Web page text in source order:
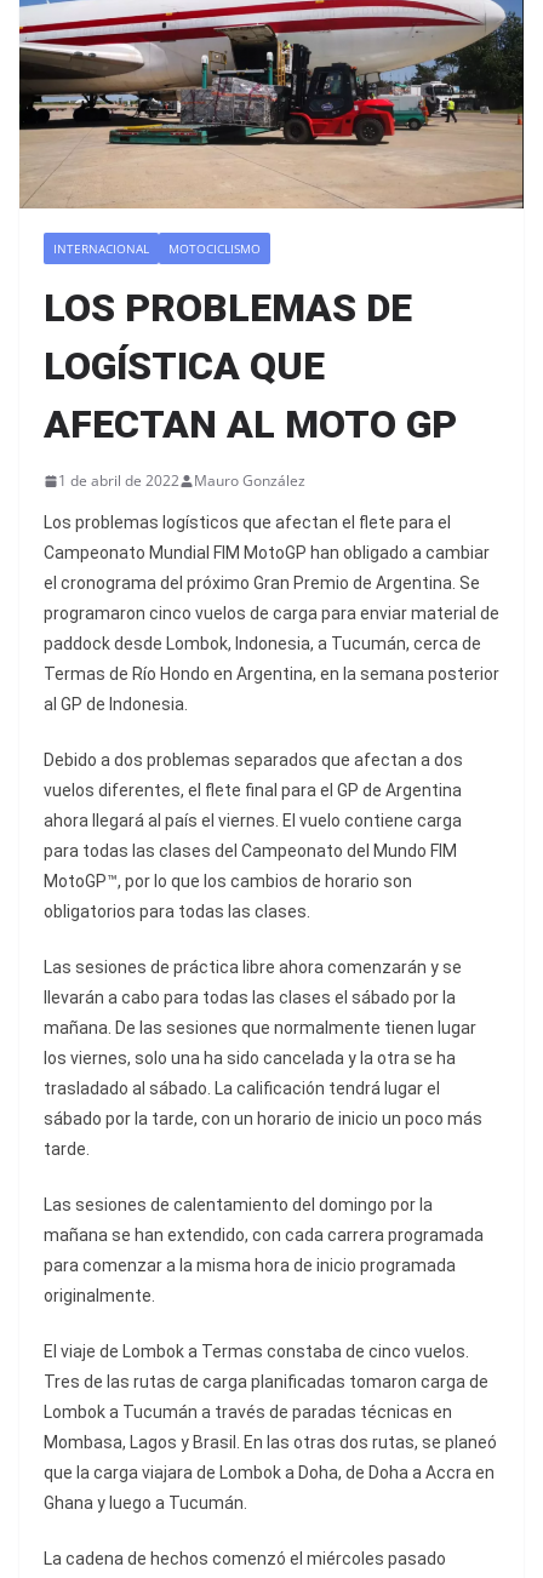
INTERNACIONAL MOTOCICLISMO
LOS PROBLEMAS DE
LOGÍSTICA QUE
AFECTAN AL MOTO GP
1 de abril de 2022 Mauro González
Los problemas logísticos que afectan el flete para el
Campeonato Mundial FIM MotoGP han obligado a cambiar
el cronograma del próximo Gran Premio de Argentina. Se
programaron cinco vuelos de carga para enviar material de
paddock desde Lombok, Indonesia, a Tucumán, cerca de
Termas de Río Hondo en Argentina, en la semana posterior
al GP de Indonesia.
Debido a dos problemas separados que afectan a dos
vuelos diferentes, el flete final para el GP de Argentina
ahora llegará al país el viernes. El vuelo contiene carga
para todas las clases del Campeonato del Mundo FIM
MotoGP™, por lo que los cambios de horario son
obligatorios para todas las clases.
Las sesiones de práctica libre ahora comenzarán y se
llevarán a cabo para todas las clases el sábado por la
mañana. De las sesiones que normalmente tienen lugar
los viernes, solo una ha sido cancelada y la otra se ha
trasladado al sábado. La calificación tendrá lugar el
sábado por la tarde, con un horario de inicio un poco más
tarde.
Las sesiones de calentamiento del domingo por la
mañana se han extendido, con cada carrera programada
para comenzar a la misma hora de inicio programada
originalmente.
El viaje de Lombok a Termas constaba de cinco vuelos.
Tres de las rutas de carga planificadas tomaron carga de
Lombok a Tucumán a través de paradas técnicas en
Mombasa, Lagos y Brasil. En las otras dos rutas, se planeó
que la carga viajara de Lombok a Doha, de Doha a Accra en
Ghana y luego a Tucumán.
La cadena de hechos comenzó el miércoles pasado